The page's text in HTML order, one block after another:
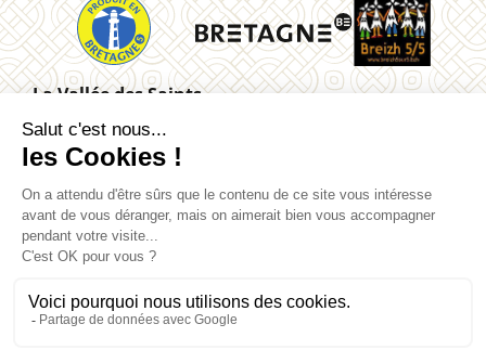
La Vallée des Saints
Quénéquillec
22160 Carnoët
Mentions légales